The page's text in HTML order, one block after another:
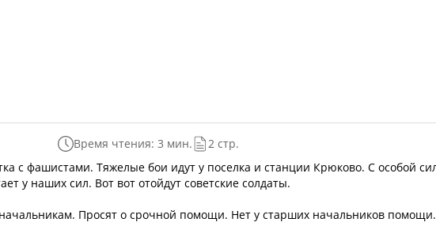
Время чтения: 3 мин.
2 стр.
с фашистами. Тяжелые бои идут у поселка и станции Крюково. С особой
у наших сил. Вот вот отойдут советские солдаты.
Просят о срочной помощи. Нет у старших начальников помощи.